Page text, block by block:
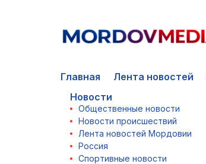
Главная Лента новостей
Новости
Общественные новости
Новости происшествий
Лента новостей Мордовии
Россия
Спортивные новости